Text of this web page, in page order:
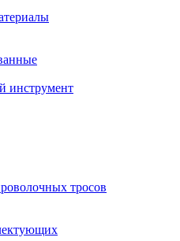
инструмент
тросов